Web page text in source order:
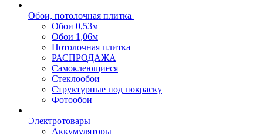
Обои, потолочная плитка
Обои 0,53м
Обои 1,06м
Потолочная плитка
РАСПРОДАЖА
Самоклеющиеся
Стеклообои
Структурные под покраску
Фотообои
Электротовары
Аккумуляторы